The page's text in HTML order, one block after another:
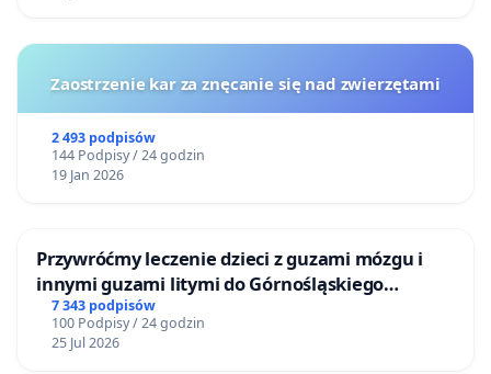
Zaostrzenie kar za znęcanie się nad zwierzętami
2 493 podpisów
144 Podpisy / 24 godzin
19 Jan 2026
Przywróćmy leczenie dzieci z guzami mózgu i
innymi guzami litymi do Górnośląskiego
Centrum Zdrowia Dziecka w Katowicach
7 343 podpisów
100 Podpisy / 24 godzin
25 Jul 2026